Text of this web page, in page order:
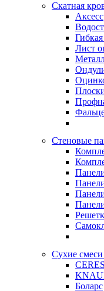
Скатная
Лист
Стеновые
Сухие
Боларс